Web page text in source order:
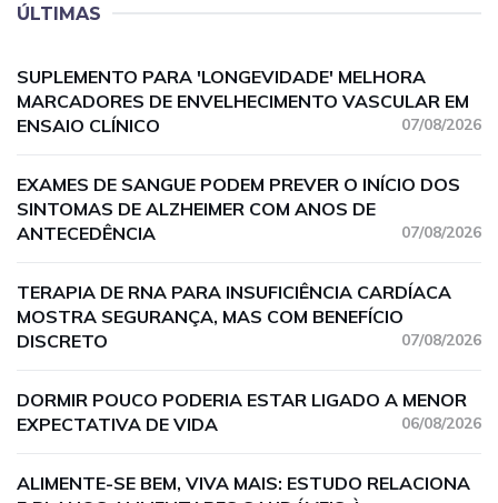
ÚLTIMAS
SUPLEMENTO PARA 'LONGEVIDADE' MELHORA
MARCADORES DE ENVELHECIMENTO VASCULAR EM
ENSAIO CLÍNICO
07/08/2026
EXAMES DE SANGUE PODEM PREVER O INÍCIO DOS
SINTOMAS DE ALZHEIMER COM ANOS DE
ANTECEDÊNCIA
07/08/2026
TERAPIA DE RNA PARA INSUFICIÊNCIA CARDÍACA
MOSTRA SEGURANÇA, MAS COM BENEFÍCIO
DISCRETO
07/08/2026
DORMIR POUCO PODERIA ESTAR LIGADO A MENOR
EXPECTATIVA DE VIDA
06/08/2026
ALIMENTE-SE BEM, VIVA MAIS: ESTUDO RELACIONA